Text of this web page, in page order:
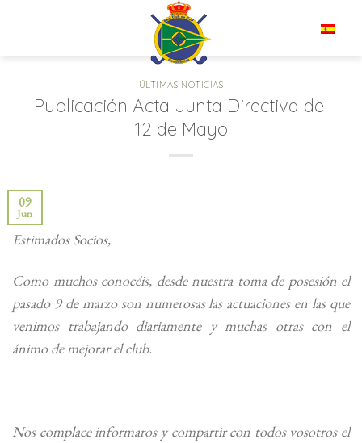
ÚLTIMAS NOTICIAS
Publicación Acta Junta Directiva del
12 de Mayo
09
Jun
Estimados Socios,
Como muchos conocéis, desde nuestra toma de posesión el
pasado 9 de marzo son numerosas las actuaciones en las que
venimos trabajando diariamente y muchas otras con el
ánimo de mejorar el club.
Nos complace informaros y compartir con todos vosotros el